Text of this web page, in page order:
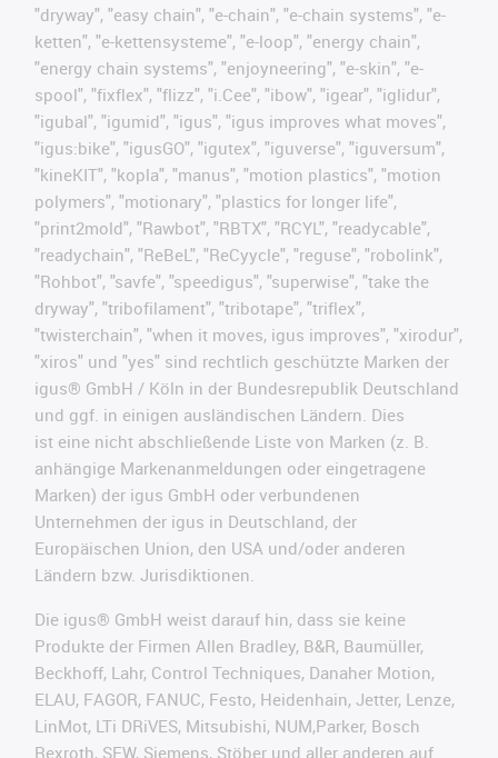
"dryway", "easy chain", "e-chain", "e-chain systems", "e-
ketten", "e-kettensysteme", "e-loop", "energy chain",
"energy chain systems", "enjoyneering", "e-skin", "e-
spool", "fixflex", "flizz", "i.Cee", "ibow", "igear", "iglidur",
"igubal", "igumid", "igus", "igus improves what moves",
"igus:bike", "igusGO", "igutex", "iguverse", "iguversum",
"kineKIT", "kopla", "manus", "motion plastics", "motion
polymers", "motionary", "plastics for longer life",
"print2mold", "Rawbot", "RBTX", "RCYL", "readycable",
"readychain", "ReBeL", "ReCyycle", "reguse", "robolink",
"Rohbot", "savfe", "speedigus", "superwise", "take the
dryway", "tribofilament", "tribotape", "triflex",
"twisterchain", "when it moves, igus improves", "xirodur",
"xiros" und "yes" sind rechtlich geschützte Marken der
igus® GmbH / Köln in der Bundesrepublik Deutschland
und ggf. in einigen ausländischen Ländern. Dies
ist eine nicht abschließende Liste von Marken (z. B.
anhängige Markenanmeldungen oder eingetragene
Marken) der igus GmbH oder verbundenen
Unternehmen der igus in Deutschland, der
Europäischen Union, den USA und/oder anderen
Ländern bzw. Jurisdiktionen.
Die igus® GmbH weist darauf hin, dass sie keine
Produkte der Firmen Allen Bradley, B&R, Baumüller,
Beckhoff, Lahr, Control Techniques, Danaher Motion,
ELAU, FAGOR, FANUC, Festo, Heidenhain, Jetter, Lenze,
LinMot, LTi DRiVES, Mitsubishi, NUM,Parker, Bosch
Rexroth, SEW, Siemens, Stöber und aller anderen auf